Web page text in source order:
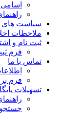
سیاست های
ملاحظات
ثبت نام و
فرم
تماس با ما
فرم
تسهیلات
جستجو